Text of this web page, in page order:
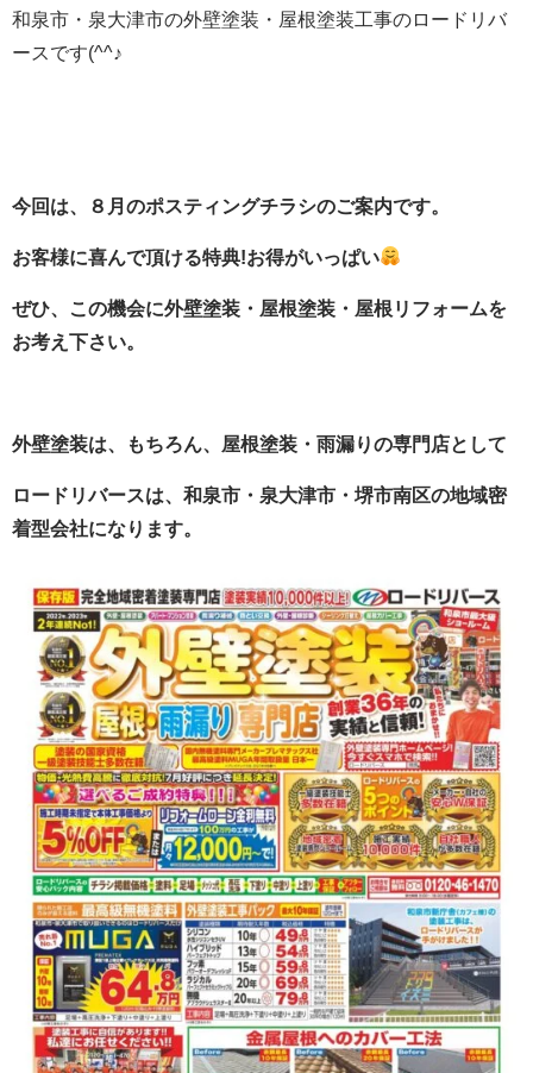
和泉市・泉大津市の外壁塗装・屋根塗装工事のロードリバ
ースです(^^♪
今回は、８ 月のポスティングチラシのご案内です。
お客様に喜んで頂ける特典!お得がいっぱい
ぜひ、この機会に外壁塗装・屋根塗装・屋根リフォームを
お考え下さい。
外壁塗装は、もちろん、屋根塗装・雨漏りの専門店として
ロードリバースは、和泉市・泉大津市・堺市南区の地域密
着型会社になります。